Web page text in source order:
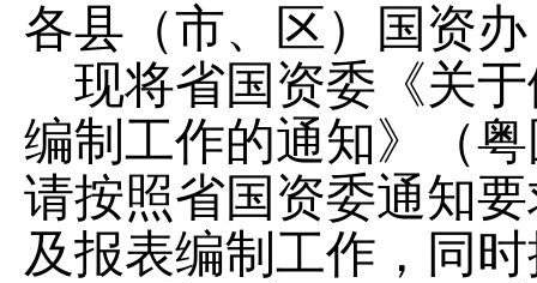
各县（市、区）国资
现将省国资委《关
编制工作的通知》（
请按照省国资委通知
及报表编制工作，同